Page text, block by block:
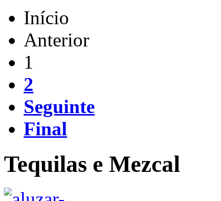
Início
Anterior
1
2
Seguinte
Final
Tequilas e Mezcal